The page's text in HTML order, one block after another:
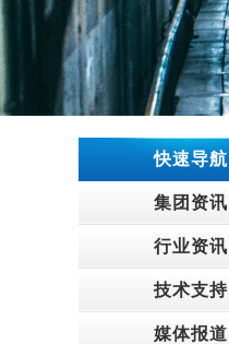
快速导航
集团资讯
行业资讯
技术支持
媒体报道